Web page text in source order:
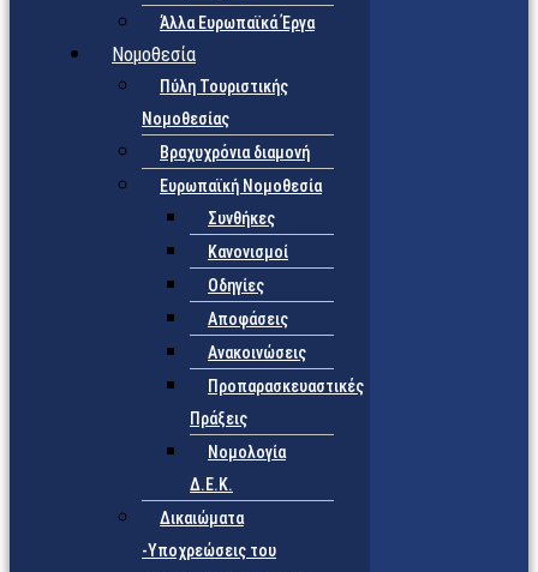
Άλλα Ευρωπαϊκά Έργα
Νομοθεσία
Πύλη Τουριστικής
Νομοθεσίας
Βραχυχρόνια διαμονή
Ευρωπαϊκή Νομοθεσία
Συνθήκες
Κανονισμοί
Οδηγίες
Αποφάσεις
Ανακοινώσεις
Προπαρασκευαστικές
Πράξεις
Νομολογία
Δ.Ε.Κ.
Δικαιώματα
-Υποχρεώσεις του